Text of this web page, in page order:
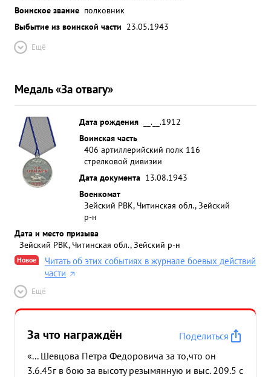
Воинское звание полковник
Выбытие из воинской части 23.05.1943
Ещё
Медаль «За отвагу»
Дата рождения
__.__.1912
Воинская часть
406 артиллерийский полк 116
стрелковой дивизии
Дата документа 13.08.1943
Военкомат
Зейский РВК, Читинская обл., Зейский
р-н
Дата и место призыва
Зейский РВК, Читинская обл., Зейский р-н
Новое
Читать об этих событиях в журнале боевых действий
части
Ещё
За что награждён
Поделиться
«... Шевцова Петра Федоровича за то,что он
3.6.45г в бою за высоту резымянную и выс. 209.5 с